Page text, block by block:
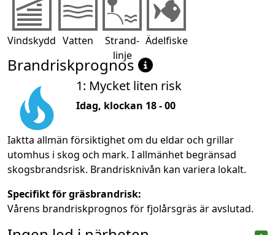
Vindskydd Vatten
Strand-
linje
Ädelfiske
Brandriskprognos
1: Mycket liten risk
Idag, klockan 18 - 00
Iaktta allmän försiktighet om du eldar och grillar
utomhus i skog och mark. I allmänhet begränsad
skogsbrandsrisk. Brandrisknivån kan variera lokalt.
Specifikt för gräsbrandrisk:
Vårens brandriskprognos för fjolårsgräs är avslutad.